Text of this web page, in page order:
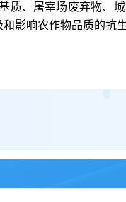
质、屠宰场废弃物、
影响农作物品质的抗生